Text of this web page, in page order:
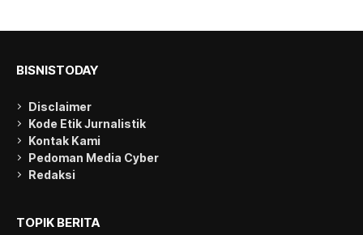
BISNISTODAY
Disclaimer
Kode Etik Jurnalistik
Kontak Kami
Pedoman Media Cyber
Redaksi
TOPIK BERITA